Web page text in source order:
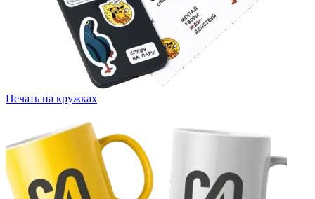
Печать на кружках